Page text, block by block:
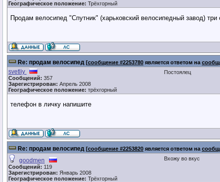
Географическое положение: Трёхгорный
Продам велосипед "Спутник" (харьковский велосипедный завод)
Re: продам велосипед [сообщение #2253780 является ответом на
svetliy
Сообщений: 357
Зарегистрирован: Апрель 2008
Географическое положение: трёхгорный
Постоялец
телефон в личку напишите
Re: продам велосипед [сообщение #2253820 является ответом на
goodmen
Сообщений: 119
Зарегистрирован: Январь 2008
Географическое положение: Трёхгорный
Вхожу во вкус